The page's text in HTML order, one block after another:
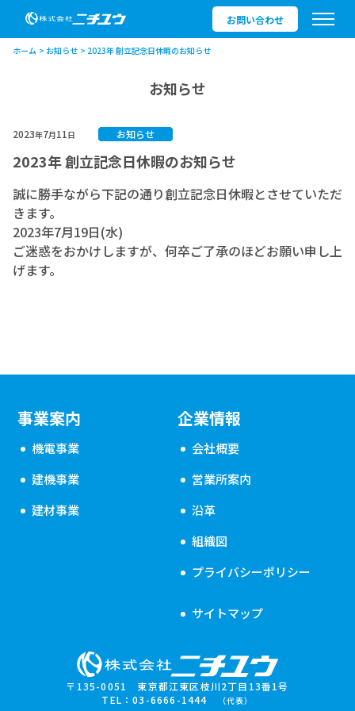
お問い合わせ
ホーム お知らせ 2023年 創立記念日休暇のお知らせ
お知らせ
2023年7月11日 お知らせ
2023年 創立記念日休暇のお知らせ
誠に勝手ながら下記の通り創立記念日休暇とさせていただ
きます。
2023年7月19日(水)
ご迷惑をおかけしますが、何卒ご了承のほどお願い申し上
げます。
〒135-0051 東京都江東区枝川2丁目13番1号
TEL：03-6666-1444
（代表）
事業案内
機電事業
建機事業
建材事業
企業情報
会社概要
営業所案内
沿革
組織図
プライバシーポリシー
サイトマップ